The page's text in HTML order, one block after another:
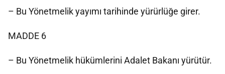
– Bu Yönetmelik yayımı tarihinde yürürlüğe girer.
MADDE 6
– Bu Yönetmelik hükümlerini Adalet Bakanı yürütür.